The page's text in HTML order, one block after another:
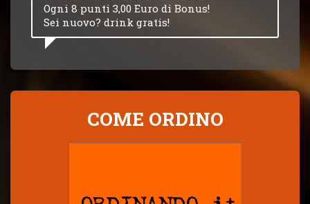
Ogni 8 punti 3,00 Euro di Bonus!
Sei nuovo? drink gratis!
COME ORDINO